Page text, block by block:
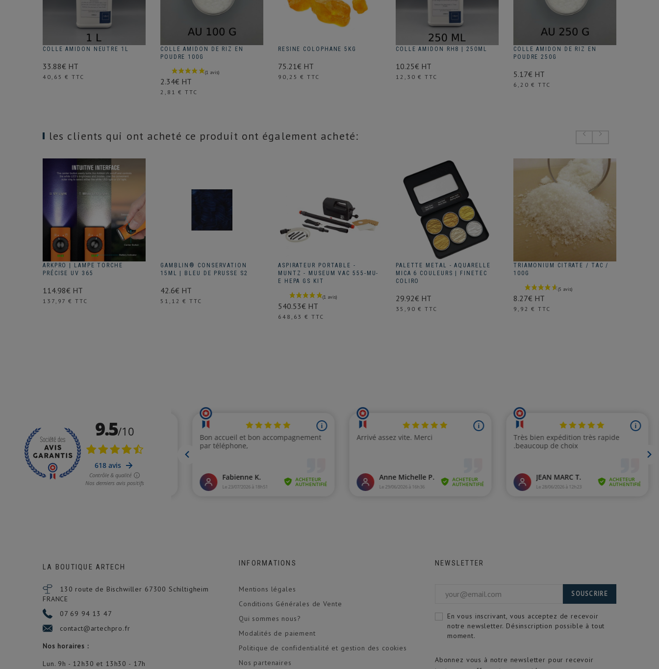
COLLE AMIDON NEUTRE 1L
33.88€ HT
Prix
40,65 € TTC
COLLE AMIDON DE RIZ EN
POUDRE 100G
2.34€ HT
Prix
2,81 € TTC
RESINE COLOPHANE 5KG
75.21€ HT
Prix
90,25 € TTC
COLLE AMIDON RH8 | 250ML
10.25€ HT
Prix
12,30 € TTC
COLLE AMIDON DE RIZ EN
POUDRE 250G
5.17€ HT
Prix
6,20 € TTC
les clients qui ont acheté ce produit ont également acheté:
ARKPRO | LAMPE TORCHE
PRÉCISE UV 365
114.98€ HT
Prix
137,97 € TTC
GAMBLIN® CONSERVATION
15ML | BLEU DE PRUSSE S2
42.6€ HT
Prix
51,12 € TTC
ASPIRATEUR PORTABLE -
MUNTZ - MUSEUM VAC 555-MU-
E HEPA GS KIT
540.53€ HT
Prix
648,63 € TTC
PALETTE METAL - AQUARELLE
MICA 6 COULEURS | FINETEC
COLIRO
29.92€ HT
Prix
35,90 € TTC
TRIAMONIUM CITRATE / TAC /
100G
8.27€ HT
Prix
9,92 € TTC
LA BOUTIQUE ARTECH
130 route de Bischwiller 67300 Schiltigheim
FRANCE
07 69 94 13 47
contact@artechpro.fr
Nos horaires :
Lun. 9h - 12h30 et 13h30 - 17h
INFORMATIONS
Mentions légales
Conditions Générales de Vente
Qui sommes nous?
Modalités de paiement
Politique de confidentialité et gestion des cookies
Nos partenaires
NEWSLETTER
Abonnez vous à notre newsletter pour recevoir
SOUSCRIRE
En vous inscrivant, vous acceptez de recevoir
notre newsletter. Désinscription possible à tout
moment.